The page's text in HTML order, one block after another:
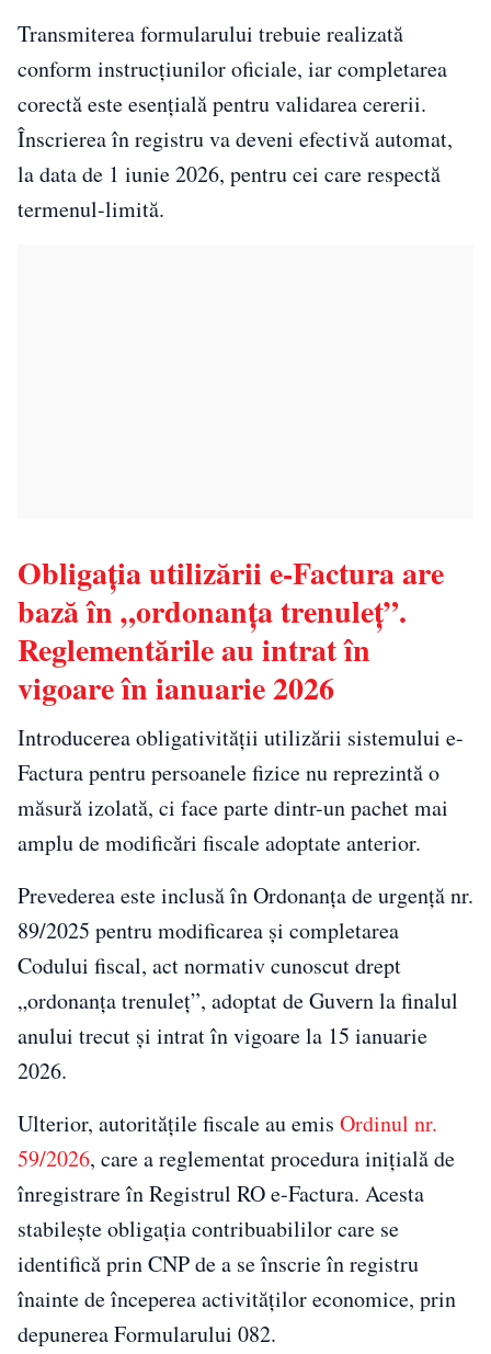
Transmiterea formularului trebuie realizată
conform instrucțiunilor oficiale, iar completarea
corectă este esențială pentru validarea cererii.
Înscrierea în registru va deveni efectivă automat,
la data de 1 iunie 2026, pentru cei care respectă
termenul-limită.
Obligația utilizării e-Factura are
bază în „ordonanța trenuleț”.
Reglementările au intrat în
vigoare în ianuarie 2026
Introducerea obligativității utilizării sistemului e-
Factura pentru persoanele fizice nu reprezintă o
măsură izolată, ci face parte dintr-un pachet mai
amplu de modificări fiscale adoptate anterior.
Prevederea este inclusă în Ordonanța de urgență nr.
89/2025 pentru modificarea și completarea
Codului fiscal, act normativ cunoscut drept
„ordonanța trenuleț”, adoptat de Guvern la finalul
anului trecut și intrat în vigoare la 15 ianuarie
2026.
Ulterior, autoritățile fiscale au emis Ordinul nr.
59/2026, care a reglementat procedura inițială de
înregistrare în Registrul RO e-Factura. Acesta
stabilește obligația contribuabililor care se
identifică prin CNP de a se înscrie în registru
înainte de începerea activităților economice, prin
depunerea Formularului 082.